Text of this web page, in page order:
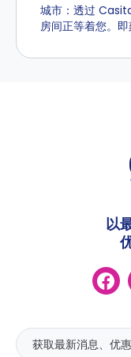
城市：透过
房间正等着您。即
以